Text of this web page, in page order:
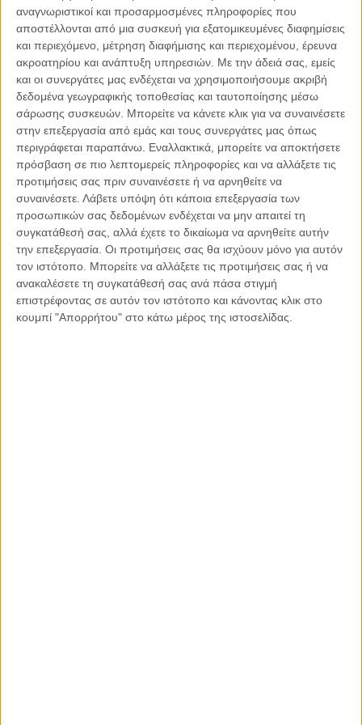
αναγνωριστικοί και προσαρμοσμένες πληροφορίες που
αποστέλλονται από μια συσκευή για εξατομικευμένες διαφημίσεις
και περιεχόμενο, μέτρηση διαφήμισης και περιεχομένου, έρευνα
ακροατηρίου και ανάπτυξη υπηρεσιών. Με την άδειά σας, εμείς
και οι συνεργάτες μας ενδέχεται να χρησιμοποιήσουμε ακριβή
δεδομένα γεωγραφικής τοποθεσίας και ταυτοποίησης μέσω
σάρωσης συσκευών. Μπορείτε να κάνετε κλικ για να συναινέσετε
στην επεξεργασία από εμάς και τους συνεργάτες μας όπως
περιγράφεται παραπάνω. Εναλλακτικά, μπορείτε να αποκτήσετε
πρόσβαση σε πιο λεπτομερείς πληροφορίες και να αλλάξετε τις
προτιμήσεις σας πριν συναινέσετε ή να αρνηθείτε να
συναινέσετε. Λάβετε υπόψη ότι κάποια επεξεργασία των
προσωπικών σας δεδομένων ενδέχεται να μην απαιτεί τη
συγκατάθεσή σας, αλλά έχετε το δικαίωμα να αρνηθείτε αυτήν
την επεξεργασία. Οι προτιμήσεις σας θα ισχύουν μόνο για αυτόν
τον ιστότοπο. Μπορείτε να αλλάξετε τις προτιμήσεις σας ή να
ανακαλέσετε τη συγκατάθεσή σας ανά πάσα στιγμή
επιστρέφοντας σε αυτόν τον ιστότοπο και κάνοντας κλικ στο
κουμπί "Απορρήτου" στο κάτω μέρος της ιστοσελίδας.
προσπάθειες του Πρωθυπουργού, για το κοινό
πιστοποιητικό, τήρησε από την πρώτη στιγμή το κόμμα του
ΣΥ.ΡΙΖ.Α.
Αρχικά, πανηγύριζαν κάθε φορά που εμφανιζόταν κάποιος με
επιφύλαξη ή αρνητική θέση απέναντι στην πρόταση, όπως
και για όποιο αρνητικό δημοσίευμα, διεκδικώντας τα
σκήπτρα του λαϊκισμού και της μικροκομματικής
υστεροβουλίας.
Στη συνέχεια, δε δίστασαν να προκαταλάβουν ακόμη και την
απόφαση του Ευρωπαϊκού Συμβουλίου, λέγοντας ότι θα
απορρίψει την ελληνική πρόταση, με πρόσχημα την
καταπάτηση θεμελιωδών δικαιωμάτων. Διατύπωναν,
δηλαδή, την άποψη ότι η πρόταση Μητσοτάκη ήταν
«καταδικασμένη να αποτύχει».
Ακόμα και όταν το Πιστοποιητικό έλαβε τελικά την έγκριση
της Κομισιόν, ο πρόεδρος του ΣΥ.ΡΙΖ.Α, κ. Τσίπρας, δε
δίστασε να το χαρακτηρίσει «ως μια ανοησία».